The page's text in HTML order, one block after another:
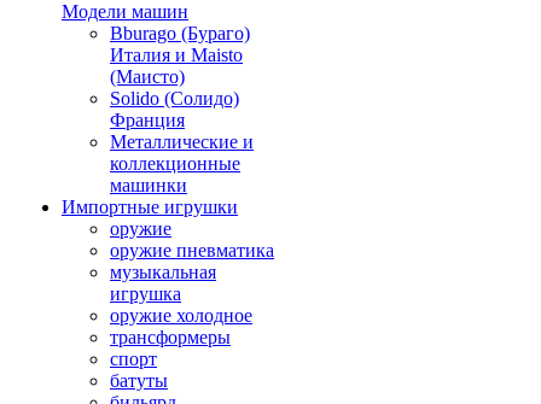
Модели машин
Bburago (Бураго)
Италия и Maisto
(Маисто)
Solido (Солидо)
Франция
Металлические и
коллекционные
машинки
Импортные игрушки
оружие
оружие пневматика
музыкальная
игрушка
оружие холодное
трансформеры
спорт
батуты